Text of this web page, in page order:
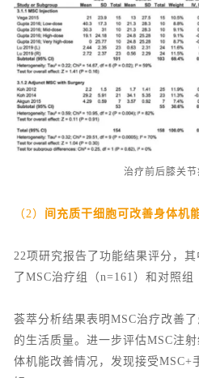
治疗前后膝关
（2） 间充质干细胞可改善身体机
22项研究报告了功能结果评分，
了MSC治疗组（n=161）和对照组
荟萃分析结果表明MSC治疗改善
的生活质量。进一步评估MSC注
体机能改善情况，发现接受MSC+